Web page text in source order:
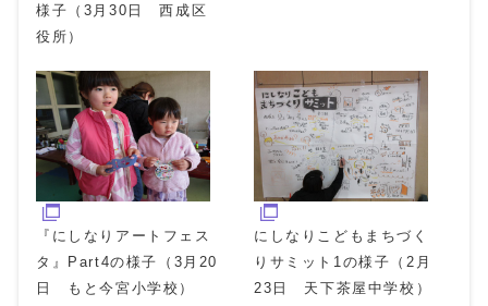
様子（3月30日 西成区
役所）
『にしなりアートフェス
タ』Part4の様子（3月20
日 もと今宮小学校）
にしなりこどもまちづく
りサミット1の様子（2月
23日 天下茶屋中学校）